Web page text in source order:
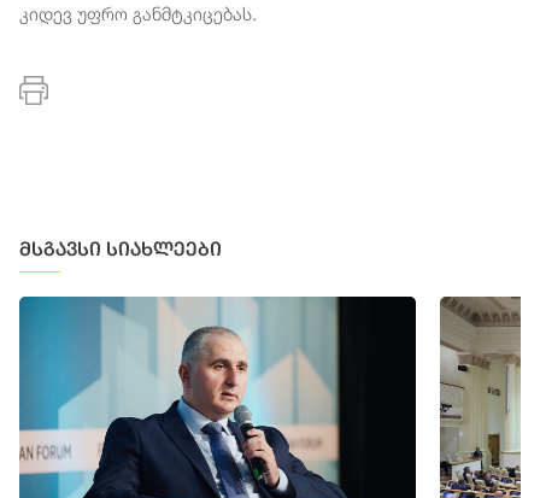
კიდევ უფრო განმტკიცებას.
მსგავსი სიახლეები